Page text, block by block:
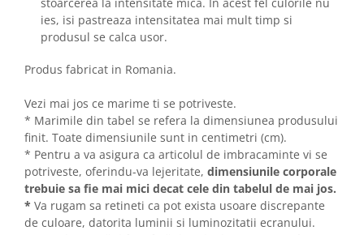
ies, isi pastreaza intensitatea mai mult timp si
produsul se calca usor.
Produs fabricat in Romania.
Vezi mai jos ce marime ti se potriveste.
* Marimile din tabel se refera la dimensiunea produsului
finit. Toate dimensiunile sunt in centimetri (cm).
* Pentru a va asigura ca articolul de imbracaminte vi se
potriveste, oferindu-va lejeritate, dimensiunile corporale
trebuie sa fie mai mici decat cele din tabelul de mai jos.
* Va rugam sa retineti ca pot exista usoare discrepante
de culoare, datorita luminii si luminozitatii ecranului.